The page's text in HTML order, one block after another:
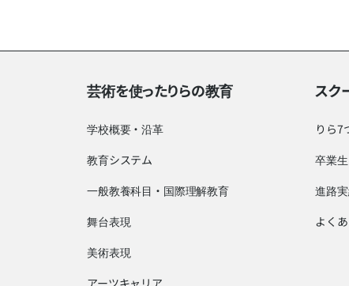
芸術を使ったりらの教育
学校概要・沿革
教育システム
一般教養科目・国際理解教育
舞台表現
美術表現
アーツキャリア
スク
りら7
卒業
進路
よく